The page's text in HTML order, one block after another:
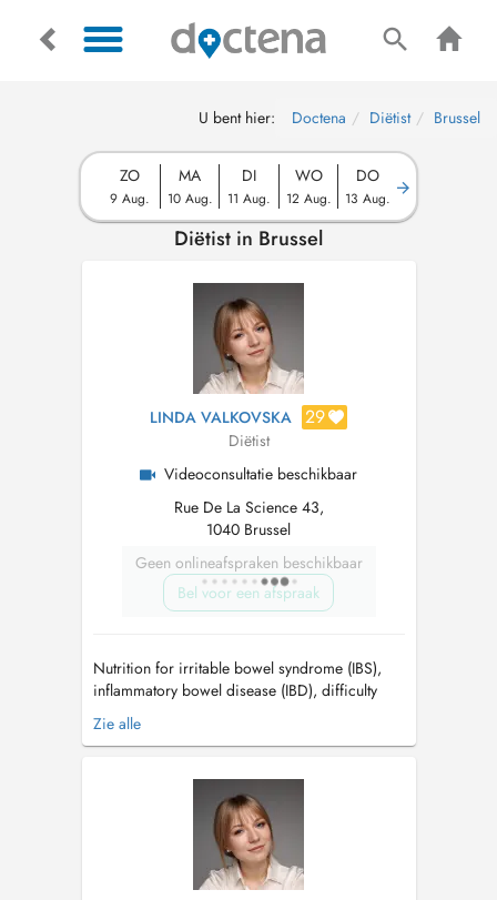
U bent hier: Doctena Diëtist Brussel
ZO
9 Aug.
MA
10 Aug.
DI
11 Aug.
WO
12 Aug.
DO
13 Aug.
Diëtist in Brussel
LINDA VALKOVSKA 29
Diëtist
Videoconsultatie beschikbaar
Rue De La Science 43,
1040 Brussel
Geen onlineafspraken beschikbaar
Bel voor een afspraak
Nutrition for irritable bowel syndrome (IBS),
inflammatory bowel disease (IBD), difficulty
losing weight, cognitive behavior therapy for
eating disorders, nutrition for cardiovascular
syndrome (PCOS), insulin resistance and
metabolic syndrome, hypothyroidism...
Zie alle